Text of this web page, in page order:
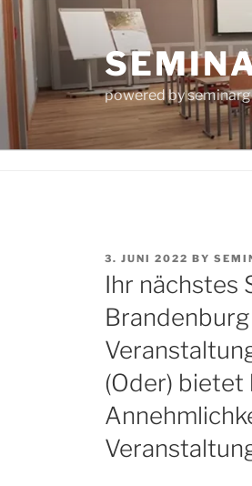
Skip
to
content
powered by
POSTED
ON
3. JUNI 2022 BY
Ihr nächstes
(Oder) bietet